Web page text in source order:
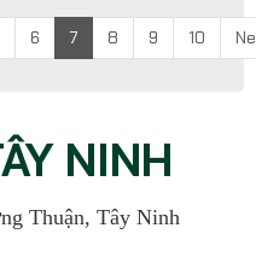
6 7 8 9 10
NINH
Thuận, Tây Ninh